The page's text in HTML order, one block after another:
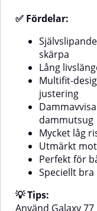
✅ Fördelar:
skärpa
Lång
Multifit-
justering
dammutsug
Mycket låg
Utmärkt
Perfekt för
Speciellt
💡 Tips:
Använd Galaxy